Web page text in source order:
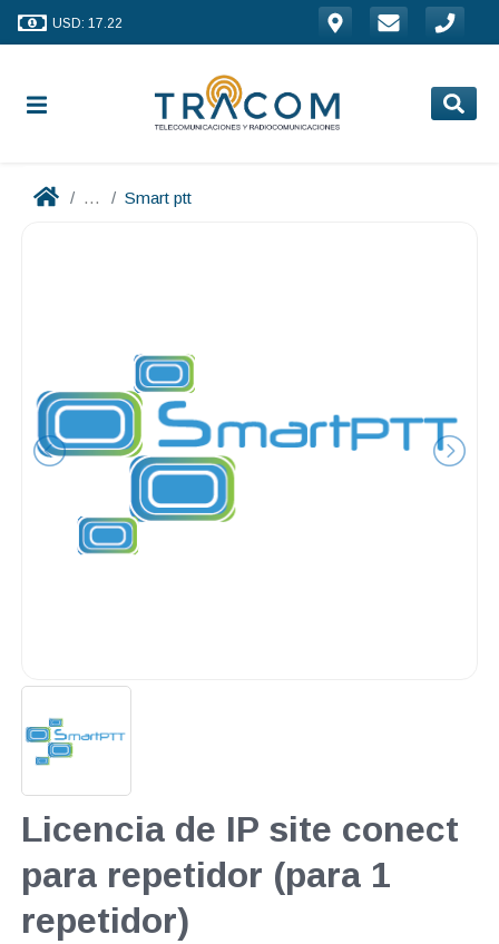
USD: 17.22
... Smart ptt
Licencia de IP site conect
para repetidor (para 1
repetidor)